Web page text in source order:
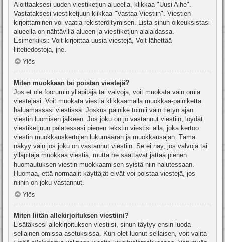
Aloittaaksesi uuden viestiketjun alueella, klikkaa "Uusi Aihe".
Vastataksesi viestiketjuun klikkaa "Vastaa Viestiin". Viestien
kirjoittaminen voi vaatia rekisteröitymisen. Lista sinun oikeuksistasi
alueella on nähtävillä alueen ja viestiketjun alalaidassa.
Esimerkiksi: Voit kirjoittaa uusia viestejä, Voit lähettää
liitetiedostoja, jne.
Ylös
Miten muokkaan tai poistan viestejä?
Jos et ole foorumin ylläpitäjä tai valvoja, voit muokata vain omia
viestejäsi. Voit muokata viestiä klikkaamalla muokkaa-painiketta
haluamassasi viestissä. Joskus painike toimii vain tietyn ajan
viestin luomisen jälkeen. Jos joku on jo vastannut viestiin, löydät
viestiketjuun palatessasi pienen tekstin viestisi alla, joka kertoo
viestin muokkauskertojen lukumäärän ja muokkausajan. Tämä
näkyy vain jos joku on vastannut viestiin. Se ei näy, jos valvoja tai
ylläpitäjä muokkaa viestiä, mutta he saattavat jättää pienen
huomautuksen viestin muokkaamisen syistä niin halutessaan.
Huomaa, että normaalit käyttäjät eivät voi poistaa viestejä, jos
niihin on joku vastannut.
Ylös
Miten liitän allekirjoituksen viestiini?
Lisätäksesi allekirjoituksen viestiisi, sinun täytyy ensin luoda
sellainen omissa asetuksissa. Kun olet luonut sellaisen, voit valita